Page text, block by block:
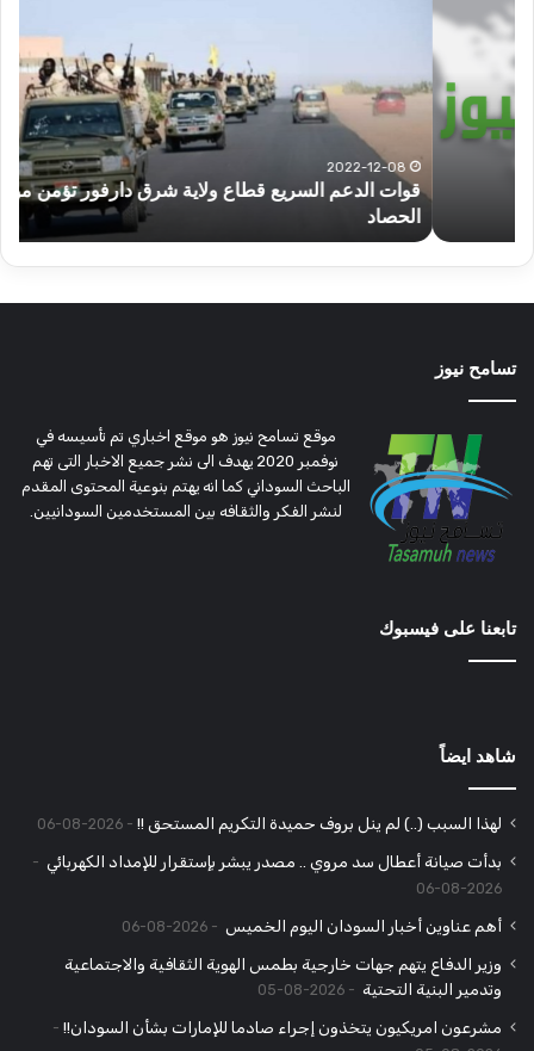
الدعم
السريع
قطاع
ولاية
شرق
دارفور
2022-12-08
قوات الدعم السريع قطاع ولاية شرق دارفور تؤمن موسم
تسامح نيوز
موقع تسامح نيوز هو موقع اخباري تم تأسيسه في
نوفمبر 2020 يهدف الى نشر جميع الاخبار التى تهم
الباحث السوداني كما انه يهتم بنوعية المحتوى المقدم
لنشر الفكر والثقافه بين المستخدمين السودانيين.
تابعنا على فيسبوك
شاهد ايضاً
لهذا السبب (..) لم ينل بروف حميدة التكريم المستحق !! 2026-08-06
بدأت صيانة أعطال سد مروي .. مصدر يبشر بإستقرار للإمداد الكهربائي
2026-08-06
أهم عناوين أخبار السودان اليوم الخميس 2026-08-06
وزير الدفاع يتهم جهات خارجية بطمس الهوية الثقافية والاجتماعية
وتدمير البنية التحتية
2026-08-05
مشرعون امريكيون يتخذون إجراء صادما للإمارات بشأن السودان!!